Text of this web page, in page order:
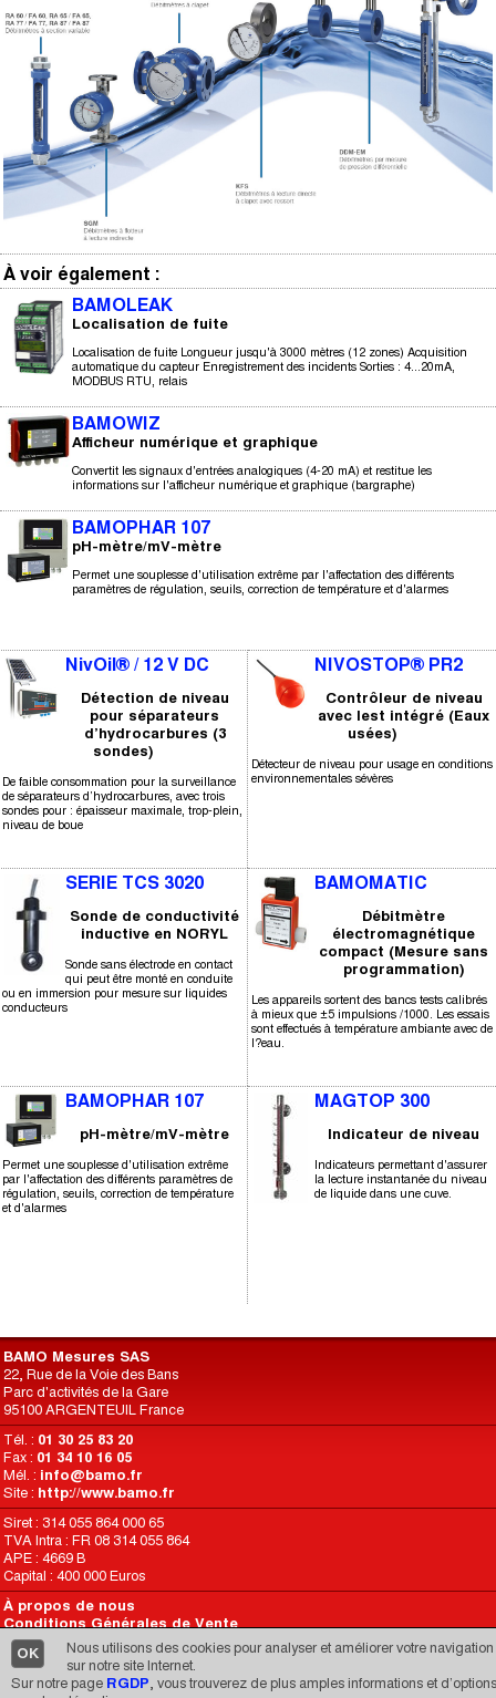
OK
Nous utilisons des cookies pour analyser et améliorer votre navigation
sur notre site Internet.
Sur notre page RGDP, vous trouverez de plus amples informations et d’options
À voir également :
BAMOLEAK
Localisation de fuite
Localisation de fuite Longueur jusqu'à 3000 mètres (12 zones) Acquisition
automatique du capteur Enregistrement des incidents Sorties : 4...20mA,
MODBUS RTU, relais
BAMOWIZ
Afficheur numérique et graphique
Convertit les signaux d'entrées analogiques (4-20 mA) et restitue les
informations sur l'afficheur numérique et graphique (bargraphe)
BAMOPHAR 107
pH-mètre/mV-mètre
Permet une souplesse d'utilisation extrême par l'affectation des différents
paramètres de régulation, seuils, correction de température et d'alarmes
NivOil® / 12 V DC
Détection de niveau
pour séparateurs
d’hydrocarbures (3
sondes)
De faible consommation pour la surveillance
de séparateurs d’hydrocarbures, avec trois
sondes pour : épaisseur maximale, trop-plein,
niveau de boue
NIVOSTOP® PR2
Contrôleur de niveau
avec lest intégré (Eaux
usées)
Détecteur de niveau pour usage en conditions
environnementales sévères
SERIE TCS 3020
Sonde de conductivité
inductive en NORYL
Sonde sans électrode en contact
qui peut être monté en conduite
ou en immersion pour mesure sur liquides
conducteurs
BAMOMATIC
Débitmètre
électromagnétique
compact (Mesure sans
programmation)
Les appareils sortent des bancs tests calibrés
à mieux que ±5 impulsions /1000. Les essais
sont effectués à température ambiante avec de
l?eau.
BAMOPHAR 107
pH-mètre/mV-mètre
Permet une souplesse d'utilisation extrême
par l'affectation des différents paramètres de
régulation, seuils, correction de température
et d'alarmes
MAGTOP 300
Indicateur de niveau
Indicateurs permettant d'assurer
la lecture instantanée du niveau
de liquide dans une cuve.
BAMO Mesures SAS
22, Rue de la Voie des Bans
Parc d'activités de la Gare
95100 ARGENTEUIL France
Tél. : 01 30 25 83 20
Fax : 01 34 10 16 05
Mél. : info@bamo.fr
Site : http://www.bamo.fr
Siret : 314 055 864 000 65
TVA Intra : FR 08 314 055 864
APE : 4669 B
Capital : 400 000 Euros
À propos de nous
Conditions Générales de Vente
Conditions d’Utilisation du Site
RGPD
Une réalisation deCARIMEDIAdepuis 1998